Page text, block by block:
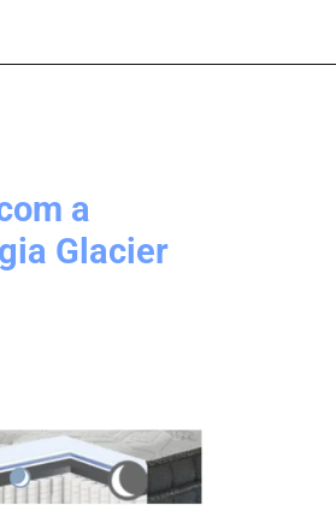
a
Glacier